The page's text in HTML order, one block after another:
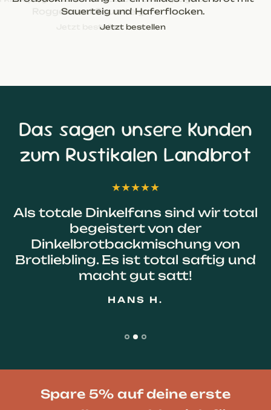
Jetzt bestellen
Jetzt bestellen
Champagner Roggenbrotbackmischung
Roggen und Sauerteig.
Jetzt bestellen
Jetzt bestellen
Jetzt bestellen
Das sagen unsere Kunden
zum Rustikalen Landbrot
Als totale Dinkelfans sind wir total